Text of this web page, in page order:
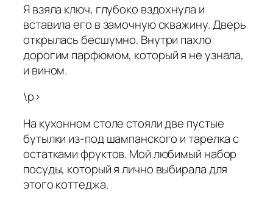
Я взяла ключ, глубоко вздохнула и
вставила его в замочную скважину. Дверь
открылась бесшумно. Внутри пахло
дорогим парфюмом, который я не узнала,
и вином.
\p>
На кухонном столе стояли две пустые
бутылки из-под шампанского и тарелка с
остатками фруктов. Мой любимый набор
посуды, который я лично выбирала для
этого коттеджа.